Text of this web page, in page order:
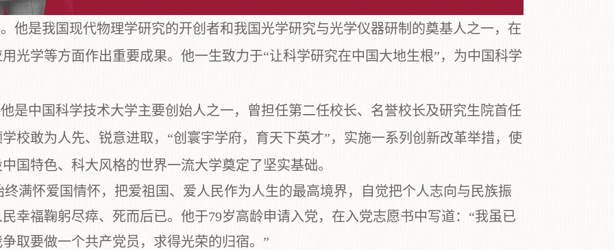
他是我国现代物理学研究的开创者和我国光学研究与光学仪器研制的奠基人之一，在
光学等方面作出重要成果。他一生致力于“让科学研究在中国大地生根”，为中国科学
是中国科学技术大学主要创始人之一，曾担任第二任校长、名誉校长及研究生院首任
校敢为人先、锐意进取， “创寰宇学府，育天下英才”， 实施一系列创新改革举措，使
国特色、科大风格的世界一流大学奠定了坚实基础。
满怀爱国情怀，把爱祖国、爱人民作为人生的最高境界，自觉把个人志向与民族振
幸福鞠躬尽瘁、死而后已。他于79岁高龄申请入党，在入党志愿书中写道：“我虽已
取要做一个共产党员，求得光荣的归宿。”